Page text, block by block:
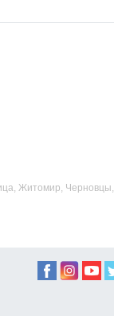
Житомир, Черновцы,